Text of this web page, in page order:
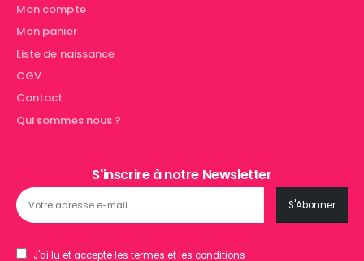
Mon compte
Mon panier
Liste de naissance
CGV
Contact
Qui sommes nous ?
S'inscrire à notre Newsletter
J'ai lu et accepte les termes et les conditions